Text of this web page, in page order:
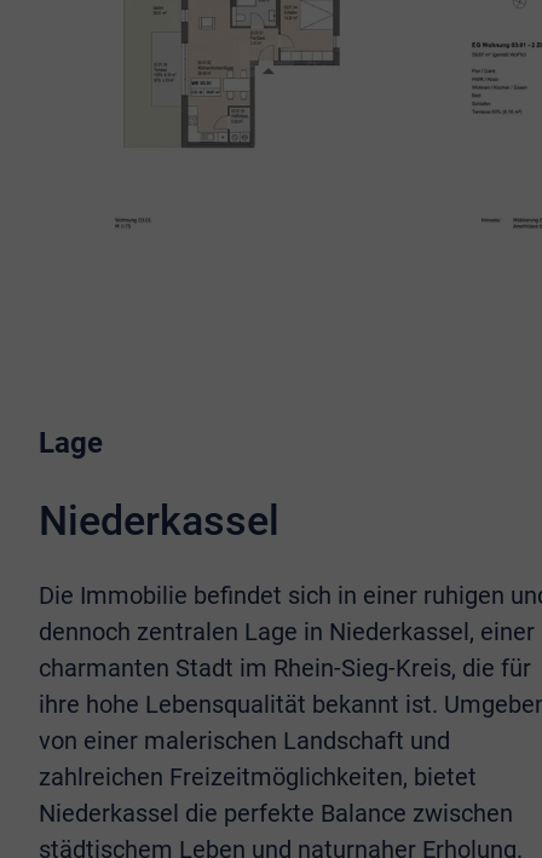
Lage
Niederkassel
Die Immobilie befindet sich in einer ruhigen
dennoch zentralen Lage in Niederkassel, einer
charmanten Stadt im Rhein-Sieg-Kreis, die für
ihre hohe Lebensqualität bekannt ist.
von einer malerischen Landschaft und
zahlreichen Freizeitmöglichkeiten, bietet
Niederkassel die perfekte Balance zwischen
städtischem Leben und naturnaher Erholung.